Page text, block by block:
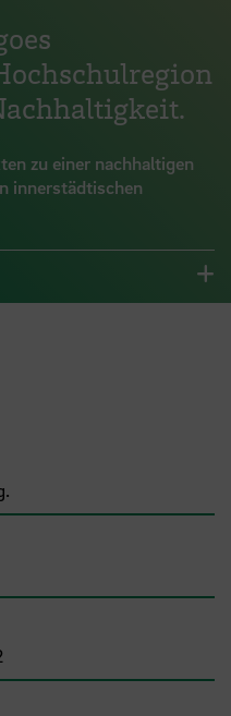
zu einer nachhaltigen
innerstädtischen